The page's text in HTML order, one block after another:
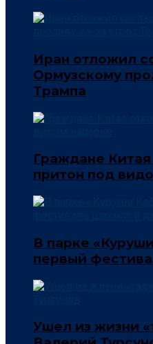
Иран отложил
Ормузскому
Трампа
Граждане
притон под
В парке
первый
Ушел из жизни